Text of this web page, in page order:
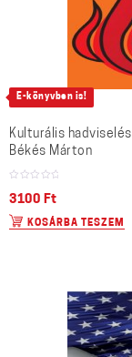
E-könyvben is!
Kulturális hadviselés
Békés Márton
3100 Ft
KOSÁRBA TESZEM